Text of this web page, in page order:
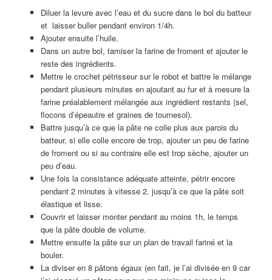
Diluer la levure avec l’eau et du sucre dans le bol du batteur
et laisser buller pendant environ 1/4h.
Ajouter ensuite l’huile.
Dans un autre bol, tamiser la farine de froment et ajouter le
reste des ingrédients.
Mettre le crochet pétrisseur sur le robot et battre le mélange
pendant plusieurs minutes en ajoutant au fur et à mesure la
farine préalablement mélangée aux ingrédient restants (sel,
flocons d’épeautre et graines de tournesol).
Battre jusqu’à ce que la pâte ne colle plus aux parois du
batteur, si elle colle encore de trop, ajouter un peu de farine
de froment ou si au contraire elle est trop sèche, ajouter un
peu d’eau.
Une fois la consistance adéquate atteinte, pétrir encore
pendant 2 minutes à vitesse 2. jusqu’à ce que la pâte soit
élastique et lisse.
Couvrir et laisser monter pendant au moins 1h, le temps
que la pâte double de volume.
Mettre ensuite la pâte sur un plan de travail fariné et la
bouler.
La diviser en 8 pâtons égaux (en fait, je l’ai divisée en 9 car